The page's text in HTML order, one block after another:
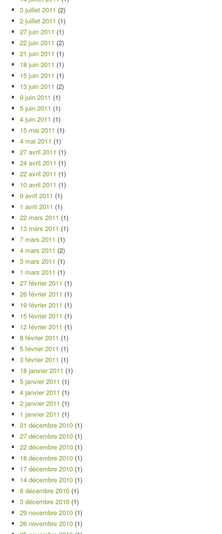
3 juillet 2011 (2)
2 juillet 2011 (1)
27 juin 2011 (1)
22 juin 2011 (2)
21 juin 2011 (1)
18 juin 2011 (1)
15 juin 2011 (1)
13 juin 2011 (2)
9 juin 2011 (1)
5 juin 2011 (1)
4 juin 2011 (1)
15 mai 2011 (1)
4 mai 2011 (1)
27 avril 2011 (1)
24 avril 2011 (1)
22 avril 2011 (1)
10 avril 2011 (1)
9 avril 2011 (1)
1 avril 2011 (1)
22 mars 2011 (1)
13 mars 2011 (1)
7 mars 2011 (1)
4 mars 2011 (2)
3 mars 2011 (1)
1 mars 2011 (1)
27 février 2011 (1)
26 février 2011 (1)
19 février 2011 (1)
15 février 2011 (1)
12 février 2011 (1)
8 février 2011 (1)
5 février 2011 (1)
3 février 2011 (1)
18 janvier 2011 (1)
5 janvier 2011 (1)
4 janvier 2011 (1)
2 janvier 2011 (1)
1 janvier 2011 (1)
31 décembre 2010 (1)
27 décembre 2010 (1)
22 décembre 2010 (1)
18 décembre 2010 (1)
17 décembre 2010 (1)
14 décembre 2010 (1)
6 décembre 2010 (1)
3 décembre 2010 (1)
29 novembre 2010 (1)
26 novembre 2010 (1)